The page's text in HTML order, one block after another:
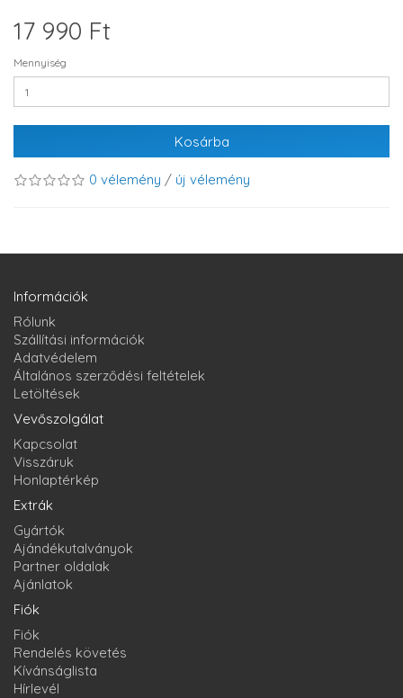
17 990 Ft
Mennyiség
Kosárba
0 vélemény / új vélemény
Információk
Rólunk
Szállítási információk
Adatvédelem
Általános szerződési feltételek
Letöltések
Vevőszolgálat
Kapcsolat
Visszáruk
Honlaptérkép
Extrák
Gyártók
Ajándékutalványok
Partner oldalak
Ajánlatok
Fiók
Fiók
Rendelés követés
Kívánságlista
Hírlevél